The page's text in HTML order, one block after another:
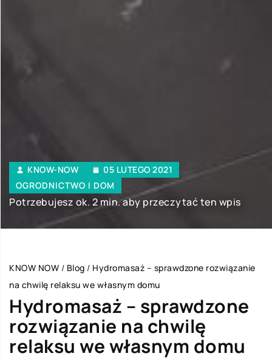
KNOW-NOW
05 LUTEGO 2021
OGRODNICTWO I DOM
Potrzebujesz ok. 2 min. aby przeczytać ten wpis
KNOW NOW / Blog / Hydromasaż – sprawdzone rozwiązanie
na chwilę relaksu we własnym domu
Hydromasaż – sprawdzone
rozwiązanie na chwilę
relaksu we własnym domu